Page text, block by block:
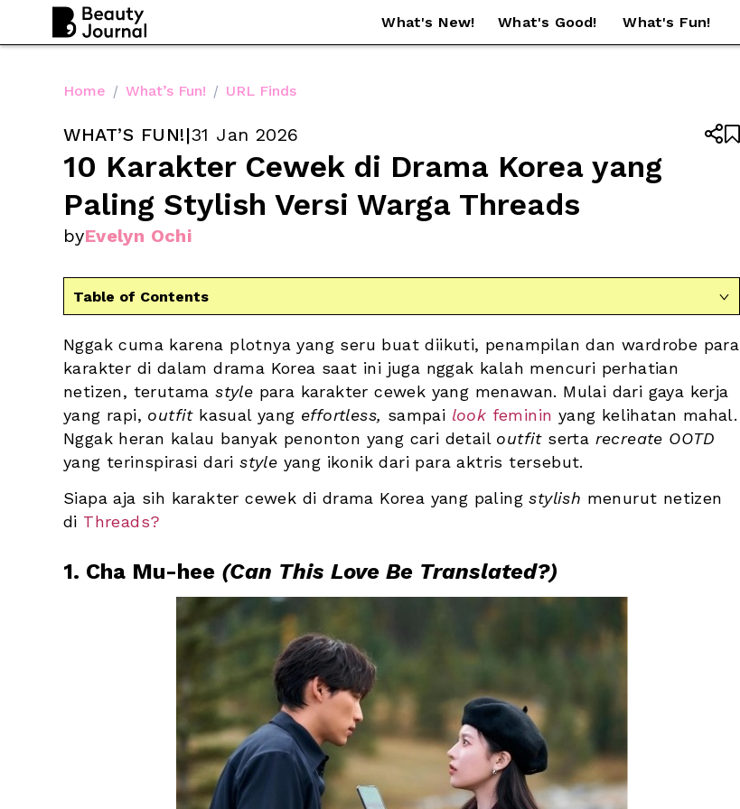
What's New! What's Good! What's Fun!
Home / What’s Fun! / URL Finds
WHAT’S FUN!|31 Jan 2026
10 Karakter Cewek di Drama Korea yang
Paling Stylish Versi Warga Threads
byEvelyn Ochi


Table of Contents 
Nggak cuma karena plotnya yang seru buat diikuti, penampilan dan wardrobe para
karakter di dalam drama Korea saat ini juga nggak kalah mencuri perhatian
netizen, terutama style para karakter cewek yang menawan. Mulai dari gaya kerja
yang rapi, outfit kasual yang effortless, sampai look feminin yang kelihatan mahal.
Nggak heran kalau banyak penonton yang cari detail outfit serta recreate OOTD
yang terinspirasi dari style yang ikonik dari para aktris tersebut.
Siapa aja sih karakter cewek di drama Korea yang paling stylish menurut netizen
di Threads?
1. Cha Mu-hee (Can This Love Be Translated?)